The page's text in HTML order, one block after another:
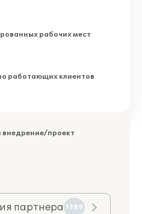
рабочих мест
работающих клиентов
внедрение/проект
партнера 1389